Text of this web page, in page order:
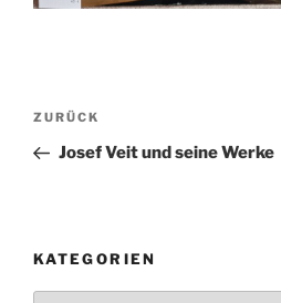
Beitragsnavigation
Vorheriger
Beitrag
ZURÜCK
Josef Veit und seine Werke
KATEGORIEN